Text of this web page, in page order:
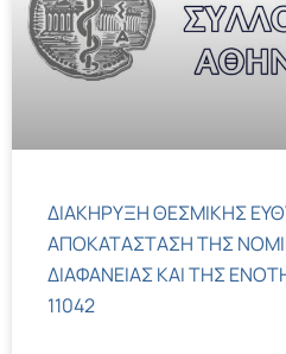
ΔΙΑΚΗΡΥΞΗ ΘΕΣΜΙΚΗΣ
ΑΠΟΚΑΤΑΣΤΑΣΗ ΤΗΣ
ΔΙΑΦΑΝΕΙΑΣ ΚΑΙ ΤΗΣ
11042